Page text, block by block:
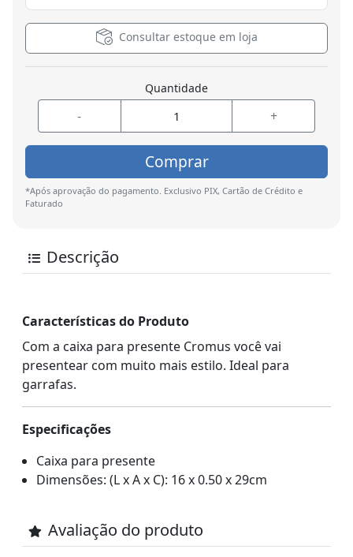
Consultar estoque em loja
Quantidade
- +
Comprar
*Após aprovação do pagamento. Exclusivo PIX, Cartão de Crédito e
Faturado
Descrição
Características do Produto
Com a caixa para presente Cromus você vai
presentear com muito mais estilo. Ideal para
garrafas.
Especificações
Caixa para presente
Dimensões: (L x A x C): 16 x 0.50 x 29cm
Avaliação do produto